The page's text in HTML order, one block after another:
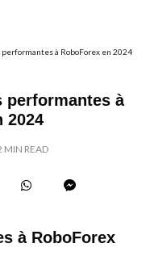
à RoboForex en 2024
performantes à
2024
MIN READ
à RoboForex